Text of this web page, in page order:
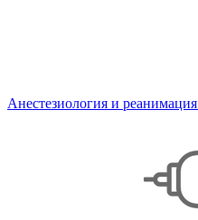
Анестезиология и реанимация